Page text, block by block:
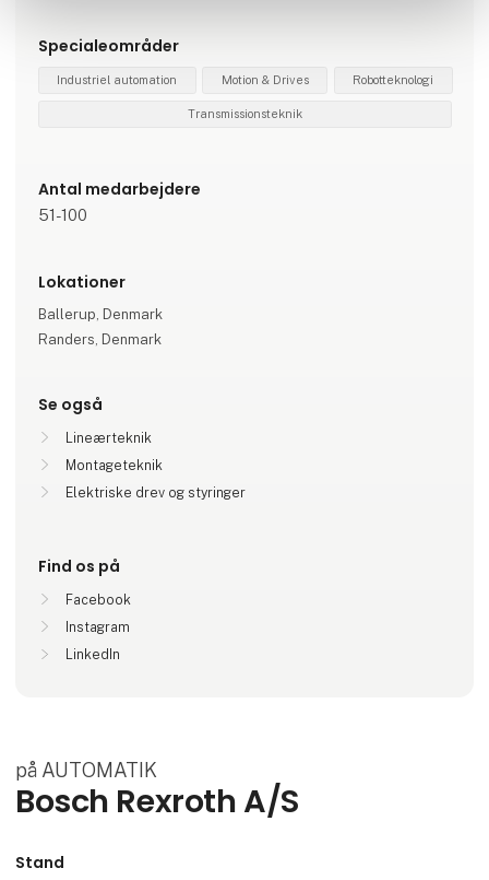
Specialeområder
Industriel automation Motion & Drives Robotteknologi
Transmissionsteknik
Antal medarbejdere
51-100
Lokationer
Ballerup, Denmark
Randers, Denmark
Se også
Lineærteknik
Montageteknik
Elektriske drev og styringer
Find os på
Facebook
Instagram
LinkedIn
på AUTOMATIK
Bosch Rexroth A/S
Stand